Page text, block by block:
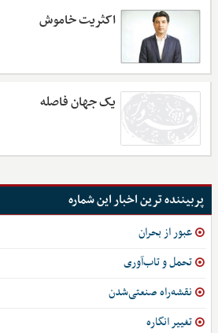
اکثریت خاموش
یک جهان فاصله
پربیننده ترین اخبار این شماره
عبور از بحران
تحمل و تاب‌آوری
نقشه‌راه صنعتی‌شدن
تغییر انگاره